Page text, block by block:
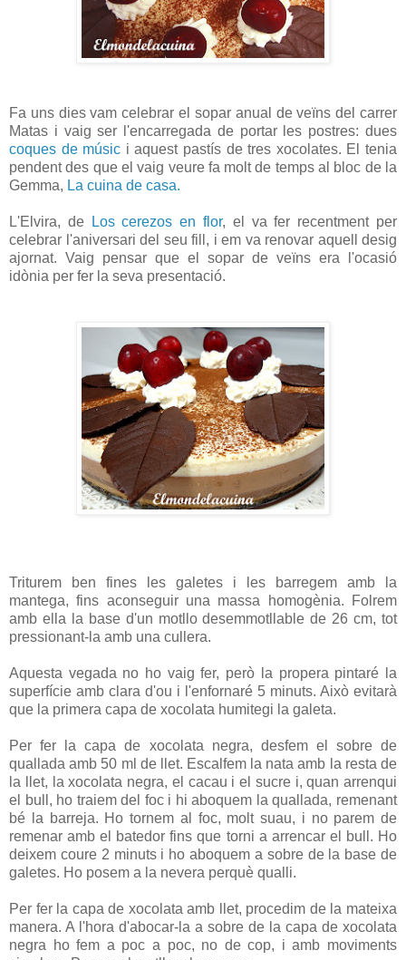
Fa uns dies vam celebrar el sopar anual de veïns del carrer
Matas i vaig ser l'encarregada de portar les postres: dues
coques de músic i aquest pastís de tres xocolates. El tenia
pendent des que el vaig veure fa molt de temps al bloc de la
Gemma, La cuina de casa.
L'Elvira, de Los cerezos en flor, el va fer recentment per
celebrar l'aniversari del seu fill, i em va renovar aquell desig
ajornat. Vaig pensar que el sopar de veïns era l'ocasió
idònia per fer la seva presentació.
Triturem ben fines les galetes i les barregem amb la
mantega, fins aconseguir una massa homogènia. Folrem
amb ella la base d'un motllo desemmotllable de 26 cm, tot
pressionant-la amb una cullera.
Aquesta vegada no ho vaig fer, però la propera pintaré la
superfície amb clara d'ou i l'enfornaré 5 minuts. Això evitarà
que la primera capa de xocolata humitegi la galeta.
Per fer la capa de xocolata negra, desfem el sobre de
quallada amb 50 ml de llet. Escalfem la nata amb la resta de
la llet, la xocolata negra, el cacau i el sucre i, quan arrenqui
el bull, ho traiem del foc i hi aboquem la quallada, remenant
bé la barreja. Ho tornem al foc, molt suau, i no parem de
remenar amb el batedor fins que torni a arrencar el bull. Ho
deixem coure 2 minuts i ho aboquem a sobre de la base de
galetes. Ho posem a la nevera perquè qualli.
Per fer la capa de xocolata amb llet, procedim de la mateixa
manera. A l'hora d'abocar-la a sobre de la capa de xocolata
negra ho fem a poc a poc, no de cop, i amb moviments